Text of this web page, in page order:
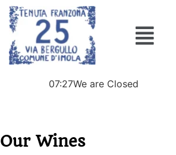
07:27We are Closed
Our Wines